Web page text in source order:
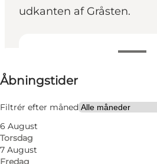
udkanten af Gråsten.
Åbningstider
Filtrér efter måned
6 August
Torsdag
7 August
Fredag
Besøg hjemmeside
Venner, Min partner, Mig